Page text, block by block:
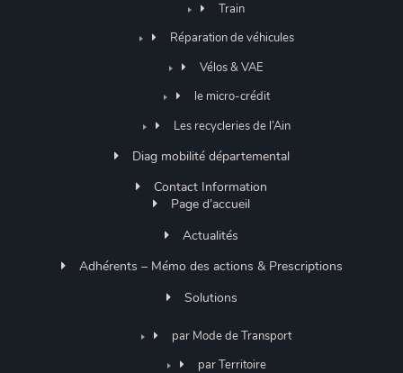
Train
Réparation de véhicules
Vélos & VAE
le micro-crédit
Les recycleries de l’Ain
Diag mobilité départemental
Contact Information
Page d’accueil
Actualités
Adhérents – Mémo des actions & Prescriptions
Solutions
par Mode de Transport
par Territoire